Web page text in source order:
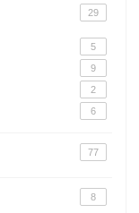
29
5
9
2
6
77
8